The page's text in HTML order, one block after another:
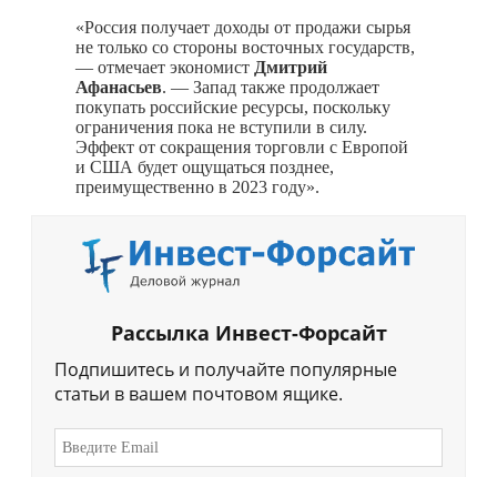
«Россия получает доходы от продажи сырья
не только со стороны восточных государств,
— отмечает экономист Дмитрий
Афанасьев. — Запад также продолжает
покупать российские ресурсы, поскольку
ограничения пока не вступили в силу.
Эффект от сокращения торговли с Европой
и США будет ощущаться позднее,
преимущественно в 2023 году».
Рассылка Инвест-Форсайт
Подпишитесь и получайте популярные
статьи в вашем почтовом ящике.